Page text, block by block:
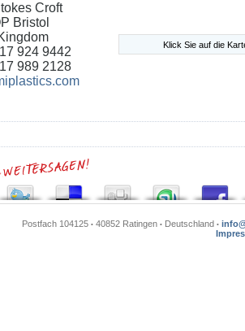
Croft
Bristol
924 9442
989 2128
Klick Sie auf die
Postfach 104125• 40852 Ratingen• Deutschland•